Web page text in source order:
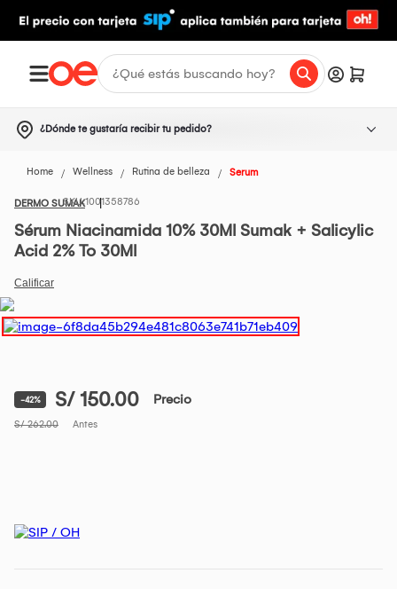
¿Dónde te gustaría recibir tu pedido?
Home Wellness Rutina de belleza Serum
DERMO SUMAK1001358786
Sérum Niacinamida 10% 30Ml Sumak + Salicylic
Acid 2% To 30Ml
-42% S/ 150.00 Precio
S/ 262.00 Antes